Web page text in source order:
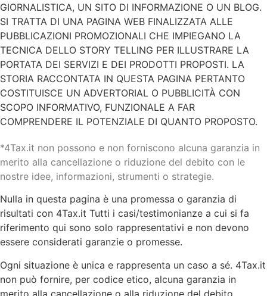
GIORNALISTICA, UN SITO DI INFORMAZIONE O UN BLOG.
SI TRATTA DI UNA PAGINA WEB FINALIZZATA ALLE
PUBBLICAZIONI PROMOZIONALI CHE IMPIEGANO LA
TECNICA DELLO STORY TELLING PER ILLUSTRARE LA
PORTATA DEI SERVIZI E DEI PRODOTTI PROPOSTI. LA
STORIA RACCONTATA IN QUESTA PAGINA PERTANTO
COSTITUISCE UN ADVERTORIAL O PUBBLICITÀ CON
SCOPO INFORMATIVO, FUNZIONALE A FAR
COMPRENDERE IL POTENZIALE DI QUANTO PROPOSTO.
*4Tax.it non possono e non forniscono alcuna garanzia in
merito alla cancellazione o riduzione del debito con le
nostre idee, informazioni, strumenti o strategie.
Nulla in questa pagina è una promessa o garanzia di
risultati con 4Tax.it Tutti i casi/testimonianze a cui si fa
riferimento qui sono solo rappresentativi e non devono
essere considerati garanzie o promesse.
Ogni situazione è unica e rappresenta un caso a sé. 4Tax.it
non può fornire, per codice etico, alcuna garanzia in
merito alla cancellazione o alla riduzione del debito.